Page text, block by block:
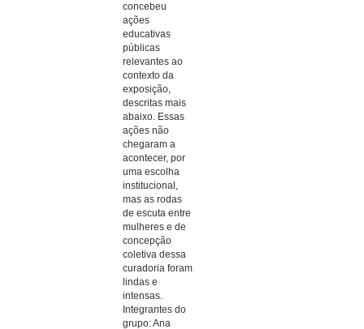
concebeu
ações
educativas
públicas
relevantes ao
contexto da
exposição,
descritas mais
abaixo. Essas
ações não
chegaram a
acontecer, por
uma escolha
institucional,
mas as rodas
de escuta entre
mulheres e de
concepção
coletiva dessa
curadoria foram
lindas e
intensas.
Integrantes do
grupo: Ana